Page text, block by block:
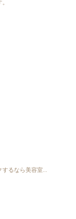
するなら美容室...